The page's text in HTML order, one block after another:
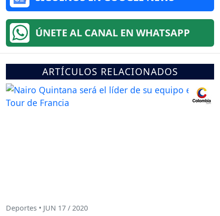
ÚNETE AL CANAL EN WHATSAPP
ARTÍCULOS RELACIONADOS
Deportes • JUN 17 / 2020